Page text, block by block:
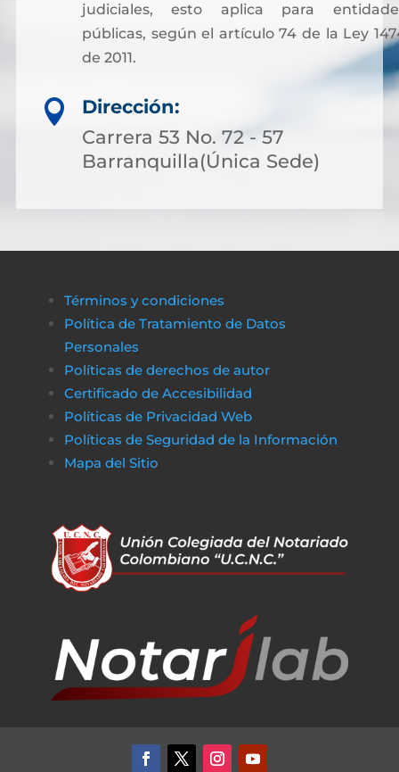
judiciales, esto aplica para
públicas, según el artículo 74 de la Ley
de 2011.
Sin embargo, para facilitar otros trámites y
pagos asociados a servicios notariales, hoy
es posible acceder a soluciones financieras
más flexibles. Muchas personas optan por
de financiamiento rápido y transparente,
administrativo pueda completarse sin
obstáculos económicos.
De la misma manera, en
jugadores pueden disfrutar de un entorno
de juego claro y sin complicaciones. Al igual
las transacciones son seguras y rápidas, lo
que permite a los jugadores concentrarse
en lo que más importa: la experiencia de
en el del entretenimiento en línea, la
transparencia y la eficiencia son clave para
garantizar que todo funcione sin

Dirección:
Carrera 53 No. 72 - 57
Barranquilla(Única Sede)
Términos y condiciones
Política de Tratamiento de Datos
Personales
Políticas de derechos de autor
Certificado de Accesibilidad
Políticas de Privacidad Web
Políticas de Seguridad de la Información
Mapa del Sitio